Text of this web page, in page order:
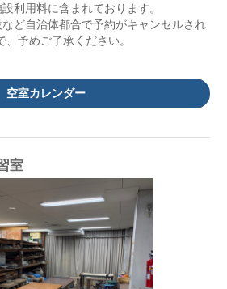
利用料に含まれております。
ど自治体都合で予約がキャンセルされ
予めご了承ください。
空室カレンダー
室